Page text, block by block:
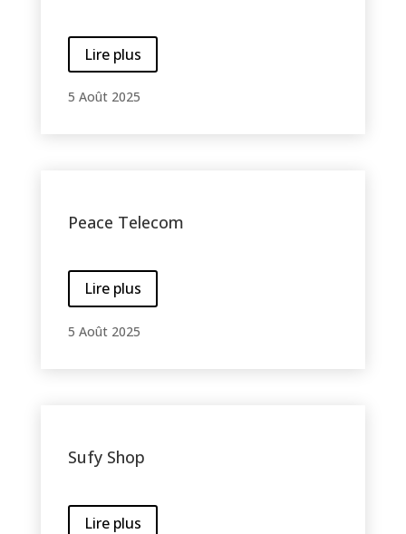
Lire plus
5 Août 2025
Peace Telecom
Lire plus
5 Août 2025
Sufy Shop
Lire plus